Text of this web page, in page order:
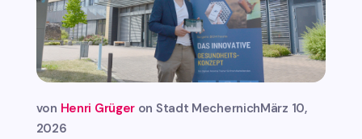
von Henri Grüger Stadt MechernichMärz 10,
2026